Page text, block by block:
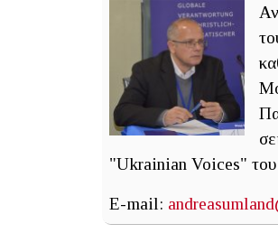
"Ukrainian Voices" του
E-mail: